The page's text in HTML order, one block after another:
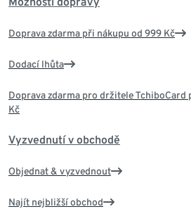
Doprava zdarma při nákupu od 999 Kč
Dodací lhůta
Doprava zdarma pro držitele TchiboCard
Kč
Vyzvednutí v obchodě
Objednat & vyzvednout
Najít nejbližší obchod